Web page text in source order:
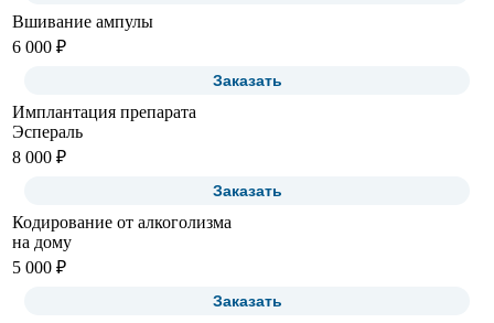
Вшивание ампулы
6 000 ₽
Заказать
Имплантация препарата
Эспераль
8 000 ₽
Заказать
Кодирование от алкоголизма
на дому
5 000 ₽
Заказать